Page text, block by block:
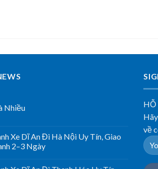
Nhiều
Xe Dĩ An Đi Hà Nội Uy Tín, Giao
2–3 Ngày
HỖ
về